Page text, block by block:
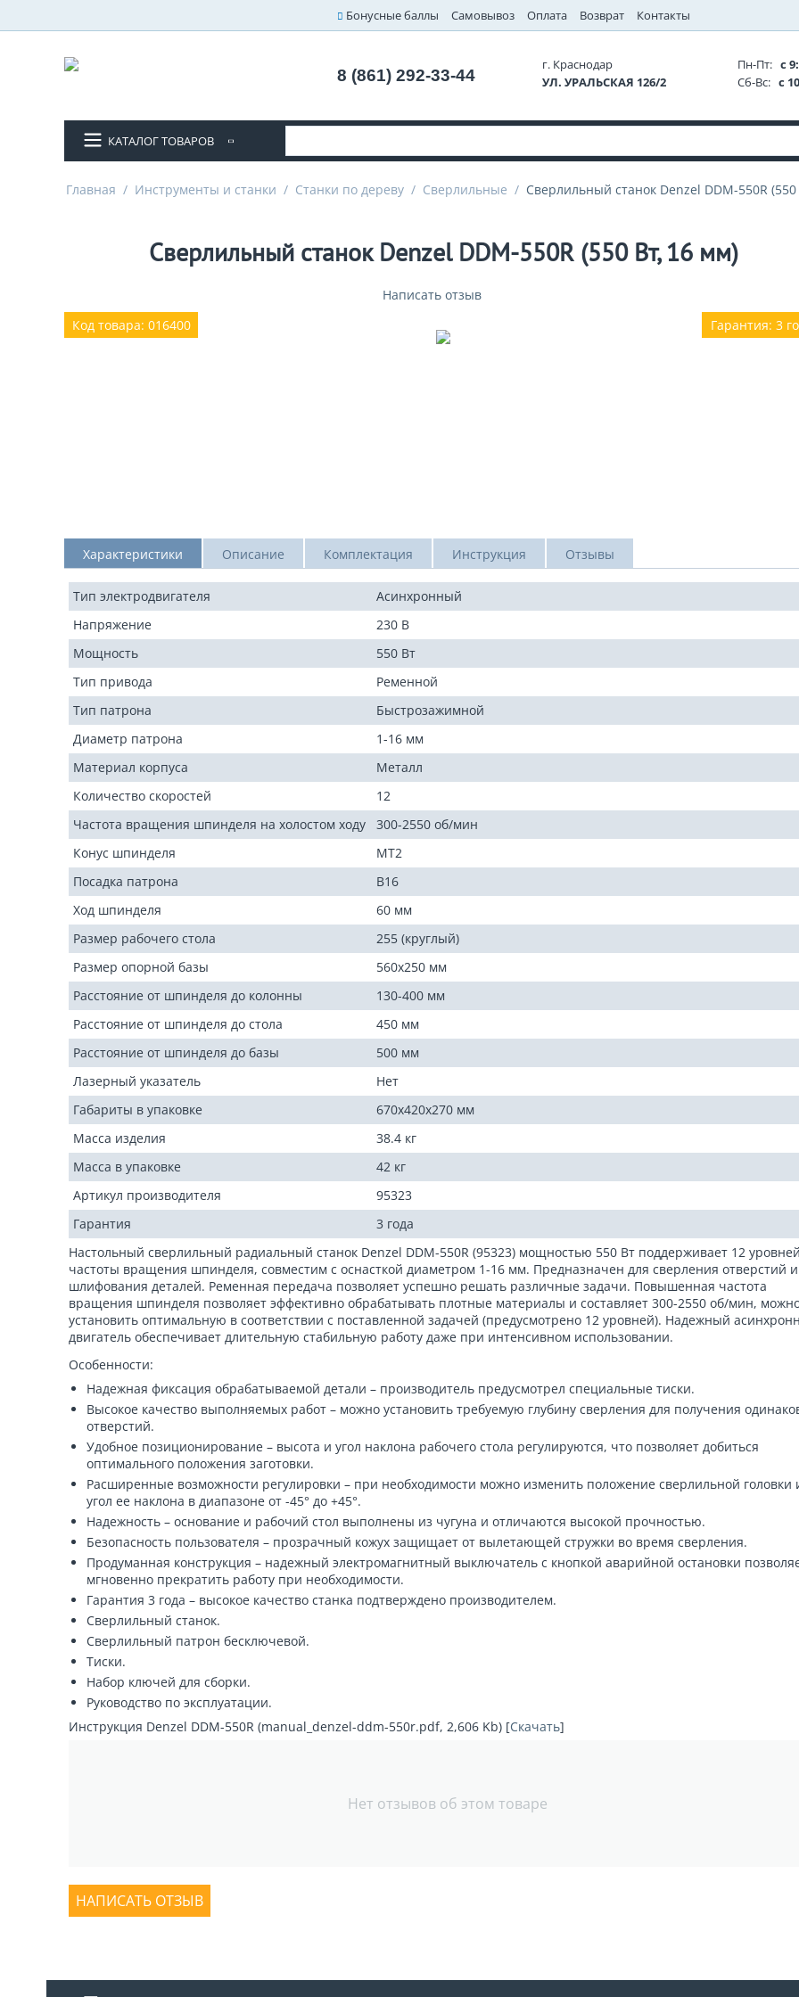
Бонусные баллы Самовывоз Оплата Возврат Контакты
8 (861) 292-33-44
г. Краснодар
УЛ. УРАЛЬСКАЯ 126/2
Пн-Пт: с
Сб-Вс: с
КАТАЛОГ ТОВАРОВ
Главная / Инструменты и станки / Станки по дереву / Сверлильные / Сверлильный станок Denzel DDM-550R
Сверлильный станок Denzel DDM-550R (550 Вт, 16 мм)
Написать отзыв
Гарантия: 3
Код товара: 016400
Характеристики Описание Комплектация Инструкция Отзывы
Тип электродвигателя
Асинхронный
Напряжение
230 В
Мощность
550 Вт
Тип привода
Ременной
Тип патрона
Быстрозажимной
Диаметр патрона
1-16 мм
Материал корпуса
Металл
Количество скоростей
12
Частота вращения шпинделя на холостом ходу
300-2550 об/мин
Конус шпинделя
MT2
Посадка патрона
B16
Ход шпинделя
60 мм
Размер рабочего стола
255 (круглый)
Размер опорной базы
560х250 мм
Расстояние от шпинделя до колонны
130-400 мм
Расстояние от шпинделя до стола
450 мм
Расстояние от шпинделя до базы
500 мм
Лазерный указатель
Нет
Габариты в упаковке
670х420х270 мм
Масса изделия
38.4 кг
Масса в упаковке
42 кг
Артикул производителя
95323
Гарантия
3 года
Настольный сверлильный радиальный станок Denzel DDM-550R (95323) мощностью 550 Вт поддерживает 12 уровней
частоты вращения шпинделя, совместим с оснасткой диаметром 1-16 мм. Предназначен для сверления отверстий и
шлифования деталей. Ременная передача позволяет успешно решать различные задачи. Повышенная частота
вращения шпинделя позволяет эффективно обрабатывать плотные материалы и составляет 300-2550 об/мин,
установить оптимальную в соответствии с поставленной задачей (предусмотрено 12 уровней). Надежный
двигатель обеспечивает длительную стабильную работу даже при интенсивном использовании.
Особенности:
Надежная фиксация обрабатываемой детали – производитель предусмотрел специальные тиски.
Высокое качество выполняемых работ – можно установить требуемую глубину сверления для получения
отверстий.
Удобное позиционирование – высота и угол наклона рабочего стола регулируются, что позволяет добиться
оптимального положения заготовки.
Расширенные возможности регулировки – при необходимости можно изменить положение сверлильной головки
угол ее наклона в диапазоне от -45° до +45°.
Надежность – основание и рабочий стол выполнены из чугуна и отличаются высокой прочностью.
Безопасность пользователя – прозрачный кожух защищает от вылетающей стружки во время сверления.
Продуманная конструкция – надежный электромагнитный выключатель с кнопкой аварийной остановки
мгновенно прекратить работу при необходимости.
Гарантия 3 года – высокое качество станка подтверждено производителем.
Сверлильный станок.
Сверлильный патрон бесключевой.
Тиски.
Набор ключей для сборки.
Руководство по эксплуатации.
Инструкция Denzel DDM-550R (manual_denzel-ddm-550r.pdf, 2,606 Kb) [Скачать]
Нет отзывов об этом товаре
НАПИСАТЬ ОТЗЫВ